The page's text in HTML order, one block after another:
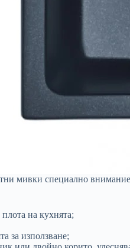
мивки специално
на кухнята;
за използване;